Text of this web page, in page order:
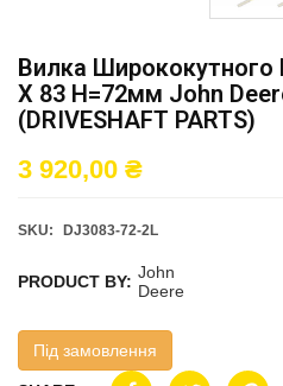
Вилка Ширококутного
X 83 H=72мм John
(DRIVESHAFT PARTS)
3 920,00 ₴
SKU: DJ3083-72-2L
PRODUCT BY: John
Deere
Під замовлення